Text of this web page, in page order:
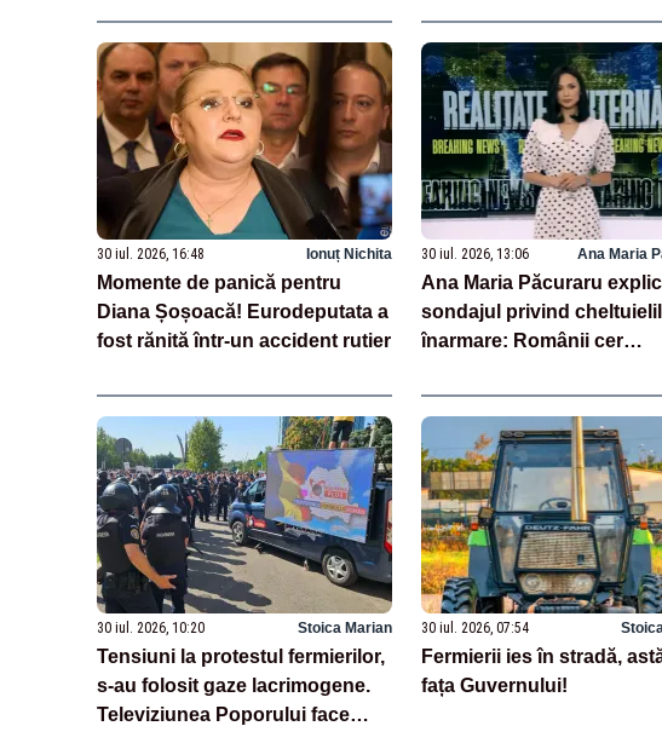
30 iul. 2026, 16:48 Ionuț Nichita
Momente de panică pentru
Diana Șoșoacă! Eurodeputata a
fost rănită într-un accident rutier
30 iul. 2026, 13:06 Ana Maria
Ana Maria Păcuraru
sondajul privind
înarmare: Românii cer
echilibru între partenerii
30 iul. 2026, 10:20 Stoica Marian
Tensiuni la protestul fermierilor,
s-au folosit gaze lacrimogene.
Televiziunea Poporului face
30 iul. 2026, 07:54
Fermierii ies în stradă,
fața Guvernului!